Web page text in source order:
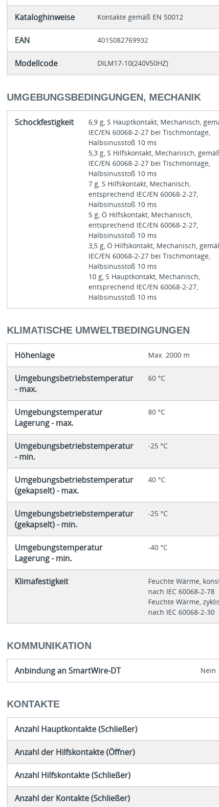
Kataloghinweise Kontakte gemäß EN 50012
EAN 4015082769932
Modellcode DILM17-10(240V50HZ)
UMGEBUNGSBEDINGUNGEN, MECHANIK
Schockfestigkeit
6,9 g, S Hauptkontakt, Mechanisch,
IEC/EN 60068-2-27 bei Tischmontage,
Halbsinusstoß 10 ms
5,3 g, S Hilfskontakt, Mechanisch,
IEC/EN 60068-2-27 bei Tischmontage,
Halbsinusstoß 10 ms
7 g, S Hilfskontakt, Mechanisch,
entsprechend IEC/EN 60068-2-27,
Halbsinusstoß 10 ms
5 g, Ö Hilfskontakt, Mechanisch,
entsprechend IEC/EN 60068-2-27,
Halbsinusstoß 10 ms
3,5 g, Ö Hilfskontakt, Mechanisch,
IEC/EN 60068-2-27 bei Tischmontage,
Halbsinusstoß 10 ms
10 g, S Hauptkontakt, Mechanisch,
entsprechend IEC/EN 60068-2-27,
Halbsinusstoß 10 ms
KLIMATISCHE UMWELTBEDINGUNGEN
Höhenlage Max. 2000 m
Umgebungsbetriebstemperatur
- max.
60 °C
Umgebungstemperatur
Lagerung - max.
80 °C
Umgebungsbetriebstemperatur
- min.
-25 °C
Umgebungsbetriebstemperatur
(gekapselt) - max.
40 °C
Umgebungsbetriebstemperatur
(gekapselt) - min.
-25 °C
Umgebungstemperatur
Lagerung - min.
-40 °C
Klimafestigkeit
Feuchte Wärme,
nach IEC 60068-2-78
Feuchte Wärme,
nach IEC 60068-2-30
KOMMUNIKATION
Anbindung an SmartWire-DT Nein
KONTAKTE
Anzahl Hauptkontakte (Schließer)
Anzahl der Hilfskontakte (Öffner)
Anzahl Hilfskontakte (Schließer)
Anzahl der Kontakte (Schließer)